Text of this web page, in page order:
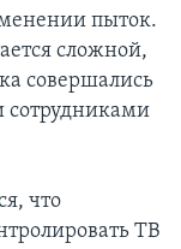
пыток.
сложной,
совершались
что
ТВ